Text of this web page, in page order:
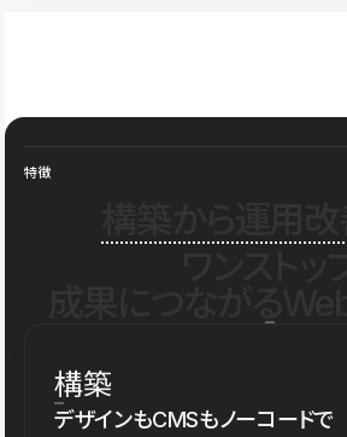
特徴
構築
デザインもCMSもノーコードで